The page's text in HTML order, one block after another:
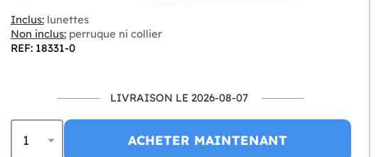
Inclus:lunettes
Non inclus:perruque ni collier
REF: 18331-0
LIVRAISON LE 2026-08-07
ACHETER MAINTENANT